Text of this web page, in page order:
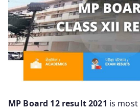
MP Board 12 result 2021 is